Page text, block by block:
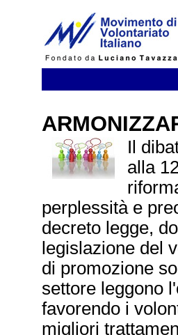
Il
alla
perplessità e
decreto legge,
legislazione del
di promozione
settore leggono
favorendo i
migliori